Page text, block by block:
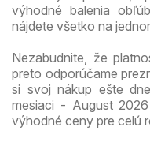
výhodné balenia
nájdete všetko na
Nezabudnite, že
preto odporúčame
si svoj nákup ešte
mesiaci - August
výhodné ceny pre celú